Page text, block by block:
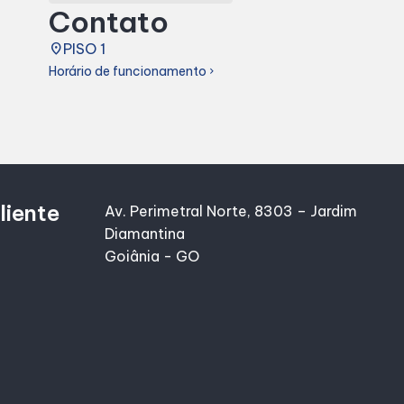
Contato
placePISO 1
Horário de funcionamento chevron_right
Av. Perimetral Norte, 8303 – Jardim
Diamantina
Goiânia - GO